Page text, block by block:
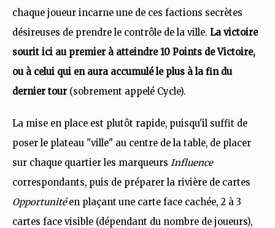
chaque joueur incarne une de ces factions secrètes
désireuses de prendre le contrôle de la ville. La victoire
sourit ici au premier à atteindre 10 Points de Victoire,
ou à celui qui en aura accumulé le plus à la fin du
dernier tour (sobrement appelé Cycle).
La mise en place est plutôt rapide, puisqu'il suffit de
poser le plateau "ville" au centre de la table, de placer
sur chaque quartier les marqueurs Influence
correspondants, puis de préparer la rivière de cartes
Opportunitéen plaçant une carte face cachée, 2 à 3
cartes face visible (dépendant du nombre de joueurs),